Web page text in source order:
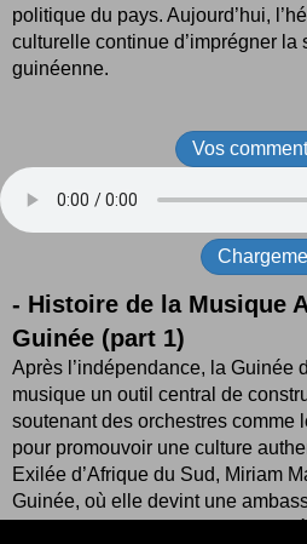
politique du pays. Aujourd’hui,
culturelle continue d’imprégner la
guinéenne.
Vos
- Histoire de la Musique
Guinée (part 1)
Après l’indépendance, la Guinée
musique un outil central de
soutenant des orchestres comme
pour promouvoir une culture
Exilée d’Afrique du Sud, Miriam
Guinée, où elle devint une
politique du pays. Aujourd’hui,